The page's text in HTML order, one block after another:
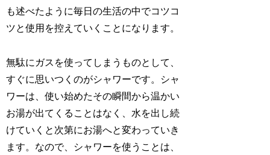
も述べたように毎日の生活の中でコツコ
ツと使用を控えていくことになります。
無駄にガスを使ってしまうものとして、
すぐに思いつくのがシャワーです。シャ
ワーは、使い始めたその瞬間から温かい
お湯が出てくることはなく、水を出し続
けていくと次第にお湯へと変わっていき
ます。なので、シャワーを使うことは、